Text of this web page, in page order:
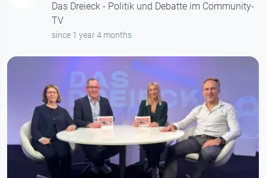
Das Dreieck - Politik und Debatte im Community-
TV
since 1 year 4 months